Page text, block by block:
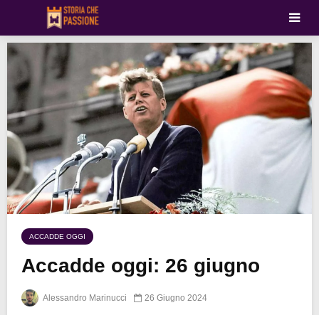
ACCADDE OGGI
Accadde oggi: 26 giugno
Alessandro Marinucci 26 Giugno 2024